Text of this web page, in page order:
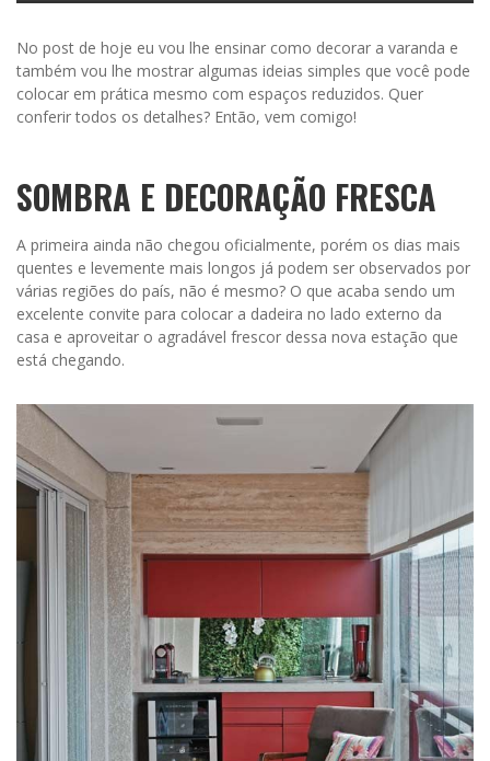
No post de hoje eu vou lhe ensinar como decorar a varanda e
também vou lhe mostrar algumas ideias simples que você pode
colocar em prática mesmo com espaços reduzidos. Quer
conferir todos os detalhes? Então, vem comigo!
SOMBRA E DECORAÇÃO FRESCA
A primeira ainda não chegou oficialmente, porém os dias mais
quentes e levemente mais longos já podem ser observados por
várias regiões do país, não é mesmo? O que acaba sendo um
excelente convite para colocar a dadeira no lado externo da
casa e aproveitar o agradável frescor dessa nova estação que
está chegando.